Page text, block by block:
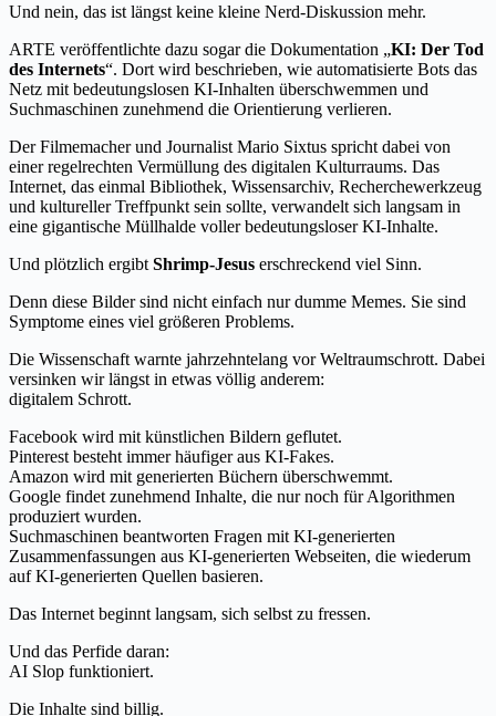
Und nein, das ist längst keine kleine Nerd-Diskussion mehr.
ARTE veröffentlichte dazu sogar die Dokumentation „KI: Der Tod
des Internets“. Dort wird beschrieben, wie automatisierte Bots das
Netz mit bedeutungslosen KI-Inhalten überschwemmen und
Suchmaschinen zunehmend die Orientierung verlieren.
Der Filmemacher und Journalist Mario Sixtus spricht dabei von
einer regelrechten Vermüllung des digitalen Kulturraums. Das
Internet, das einmal Bibliothek, Wissensarchiv, Recherchewerkzeug
und kultureller Treffpunkt sein sollte, verwandelt sich langsam in
eine gigantische Müllhalde voller bedeutungsloser KI-Inhalte.
Und plötzlich ergibt Shrimp-Jesus erschreckend viel Sinn.
Denn diese Bilder sind nicht einfach nur dumme Memes. Sie sind
Symptome eines viel größeren Problems.
Die Wissenschaft warnte jahrzehntelang vor Weltraumschrott. Dabei
versinken wir längst in etwas völlig anderem:
digitalem Schrott.
Facebook wird mit künstlichen Bildern geflutet.
Pinterest besteht immer häufiger aus KI-Fakes.
Amazon wird mit generierten Büchern überschwemmt.
Google findet zunehmend Inhalte, die nur noch für Algorithmen
produziert wurden.
Suchmaschinen beantworten Fragen mit KI-generierten
Zusammenfassungen aus KI-generierten Webseiten, die wiederum
auf KI-generierten Quellen basieren.
Das Internet beginnt langsam, sich selbst zu fressen.
Und das Perfide daran:
AI Slop funktioniert.
Die Inhalte sind billig.